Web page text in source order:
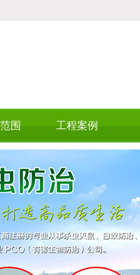
围 工程案例